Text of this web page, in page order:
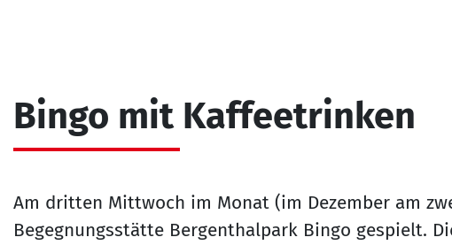
Bingo mit Kaffeetrinken
Am dritten Mittwoch im Monat (im Dezember am
Begegnungsstätte Bergenthalpark Bingo gespielt.